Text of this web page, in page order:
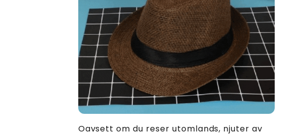
Oavsett om du reser utomlands, njuter av